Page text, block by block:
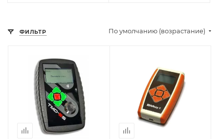
ФИЛЬТР По умолчанию (возрастание)